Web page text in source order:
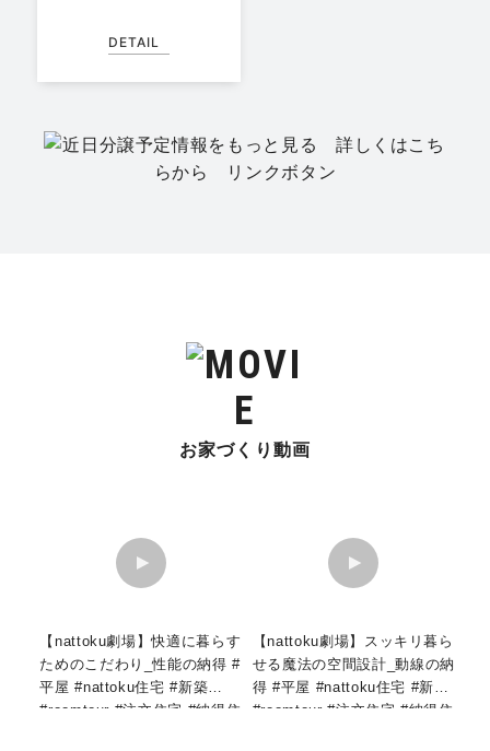
DETAIL
お家づくり動画
【nattoku劇場】快適に暮らす
ためのこだわり_性能の納得 #
平屋 #nattoku住宅 #新築
#roomtour #注文住宅 #納得住
【nattoku劇場】スッキリ暮ら
せる魔法の空間設計_動線の納
得 #平屋 #nattoku住宅 #新築
#roomtour #注文住宅 #納得住